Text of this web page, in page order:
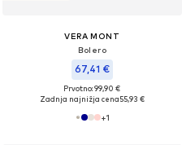
VERA MONT
Bolero
67,41 €
Prvotno: 99,90 €
Zadnja najnižja cena55,93 €
+1